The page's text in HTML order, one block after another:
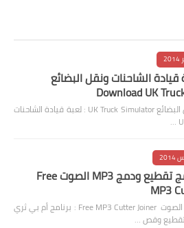
الشاحنات ونقل البضائع
Download UK
تحميل لعبة قيادة الشاحنات ونقل البضائع UK Truck Simulator : لعبة قيادة الشاحنات
تحميل برنامج تقطيع ودمج MP3 الصوت Free
MP3
تحميل برنامج تقطيع ودمج MP3 الصوت Free MP3 Cutter Joiner : برنامج أم بي ثري
وقص …